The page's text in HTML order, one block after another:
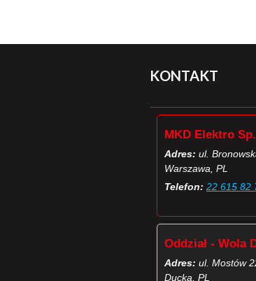
KONTAKT
MKD Elektro
Adres: ul.
Warszawa, PL
Telefon: 22 615 82
Oddział - Wola
Adres: ul. Mostów
Ducka, PL